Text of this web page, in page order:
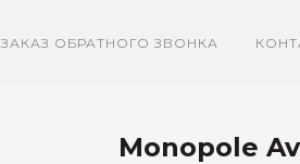
ЗАКАЗ ОБРАТНОГО ЗВОНКА
Monopole